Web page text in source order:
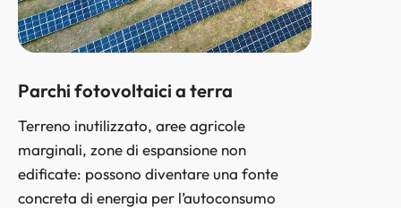
Parchi fotovoltaici a terra
Terreno inutilizzato, aree agricole
marginali, zone di espansione non
edificate: possono diventare una fonte
concreta di energia per l’autoconsumo